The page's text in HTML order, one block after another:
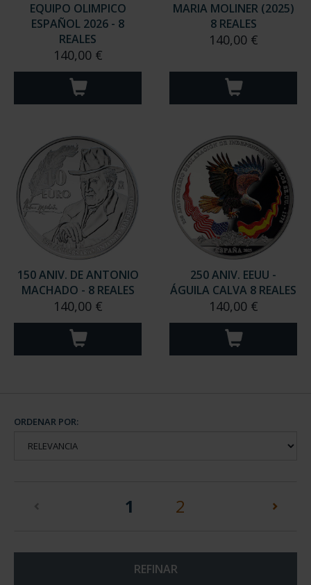
EQUIPO OLIMPICO
ESPAÑOL 2026 - 8
REALES
140,00 €
MARIA MOLINER (2025)
8 REALES
140,00 €
150 ANIV. DE ANTONIO
MACHADO - 8 REALES
140,00 €
250 ANIV. EEUU -
ÁGUILA CALVA 8 REALES
140,00 €
ORDENAR POR:
1 (current)
2
REFINAR